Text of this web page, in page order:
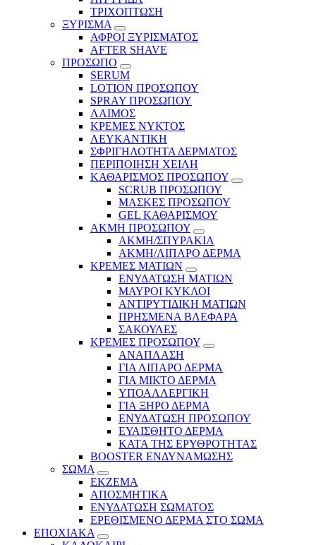
ΤΡΙΧΟΠΤΩΣΗ
ΞΥΡΙΣΜΑ
ΑΦΡΟΙ ΞΥΡΙΣΜΑΤΟΣ
AFTER SHAVE
ΠΡΟΣΩΠΟ
SERUM
LOTION ΠΡΟΣΩΠΟΥ
SPRAY ΠΡΟΣΩΠΟΥ
ΛΑΙΜΟΣ
ΚΡΕΜΕΣ ΝΥΚΤΟΣ
ΛΕΥΚΑΝΤΙΚΗ
ΣΦΡΙΓΗΛΟΤΗΤΑ ΔΕΡΜΑΤΟΣ
ΠΕΡΙΠΟΙΗΣΗ ΧΕΙΛΗ
ΚΑΘΑΡΙΣΜΟΣ ΠΡΟΣΩΠΟΥ
SCRUB ΠΡΟΣΩΠΟΥ
ΜΑΣΚΕΣ ΠΡΟΣΩΠΟΥ
GEL ΚΑΘΑΡΙΣΜΟΥ
ΑΚΜΗ ΠΡΟΣΩΠΟΥ
ΑΚΜΗ/ΣΠΥΡΑΚΙΑ
ΑΚΜΗ/ΛΙΠΑΡΟ ΔΕΡΜΑ
ΚΡΕΜΕΣ ΜΑΤΙΩΝ
ΕΝΥΔΑΤΩΣΗ ΜΑΤΙΩΝ
ΜΑΥΡΟΙ ΚΥΚΛΟΙ
ΑΝΤΙΡΥΤΙΔΙΚΗ ΜΑΤΙΩΝ
ΠΡΗΣΜΕΝΑ ΒΛΕΦΑΡΑ
ΣΑΚΟΥΛΕΣ
ΚΡΕΜΕΣ ΠΡΟΣΩΠΟΥ
ΑΝΑΠΛΑΣΗ
ΓΙΑ ΛΙΠΑΡΟ ΔΕΡΜΑ
ΓΙΑ ΜΙΚΤΟ ΔΕΡΜΑ
ΥΠΟΑΛΛΕΡΓΙΚΗ
ΓΙΑ ΞΗΡΟ ΔΕΡΜΑ
ΕΝΥΔΑΤΩΣΗ ΠΡΟΣΩΠΟΥ
ΕΥΑΙΣΘΗΤΟ ΔΕΡΜΑ
ΚΑΤΑ ΤΗΣ ΕΡΥΘΡΟΤΗΤΑΣ
BOOSTER ΕΝΔΥΝΑΜΩΣΗΣ
ΣΩΜΑ
ΕΚΖΕΜΑ
ΑΠΟΣΜΗΤΙΚΑ
ΕΝΥΔΑΤΩΣΗ ΣΩΜΑΤΟΣ
ΕΡΕΘΙΣΜΕΝΟ ΔΕΡΜΑ ΣΤΟ ΣΩΜΑ
ΕΠΟΧΙΑΚΑ